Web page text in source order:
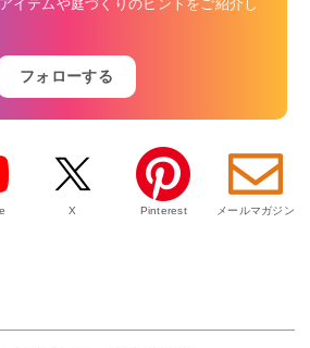
イテムや庭づくりのヒントをご紹介し
フォローする
X Pinterest メールマガジン